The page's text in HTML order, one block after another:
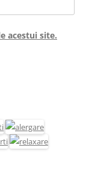
acestui site.